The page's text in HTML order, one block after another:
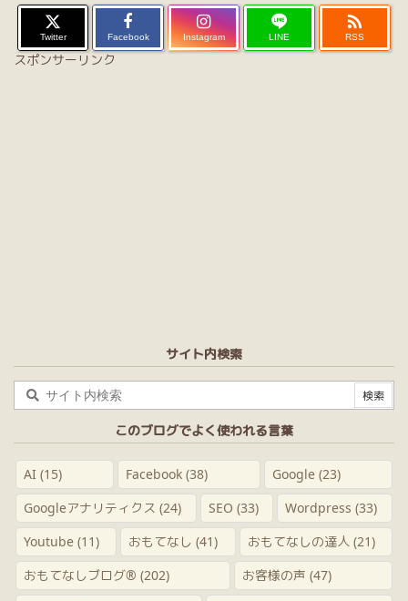
Twitter Facebook Instagram LINE

RSS
スポンサーリンク
サイト内検索
このブログでよく使われる言葉
AI (15) Facebook (38) Google(23)
Googleアナリティクス (24) SEO (33) Wordpress (33)
Youtube (11) おもてなし (41) おもてなしの達人 (21)
おもてなしブログ® (202) お客様の声 (47)